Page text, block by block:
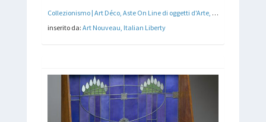
Collezionismo | Art Déco, Aste On Line di oggetti d'Arte, Design e Arredamento
inserito da: Art Nouveau, Italian Liberty